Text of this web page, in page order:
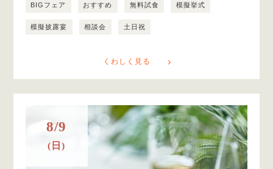
BIGフェア おすすめ 無料試食 模擬挙式
模擬披露宴 相談会 土日祝
くわしく見る
8/9
(日)